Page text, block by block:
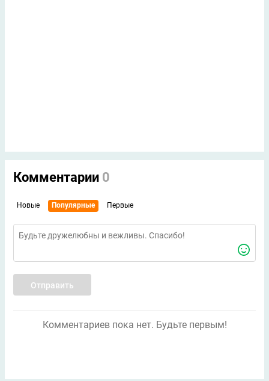
Комментарии 0
Новые Популярные Первые
Отправить
Комментариев пока нет. Будьте первым!